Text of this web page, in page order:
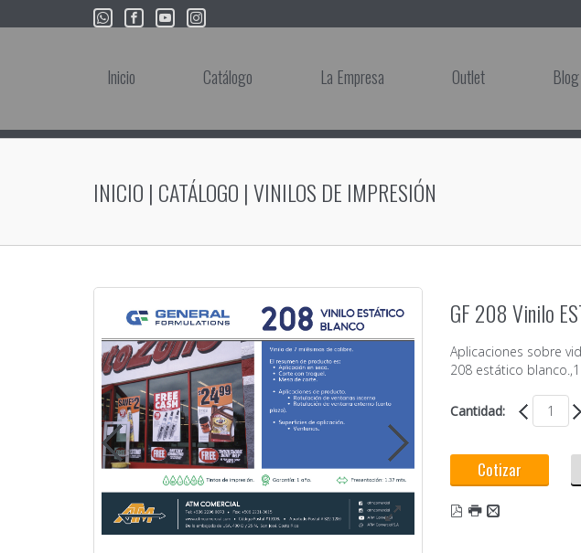
Inicio Catálogo La Empresa Outlet Blog
INICIO | CATÁLOGO |VINILOS DE IMPRESIÓN
GF 208 Vinilo
Aplicaciones sobre
208 estático
Cantidad:
Cotizar